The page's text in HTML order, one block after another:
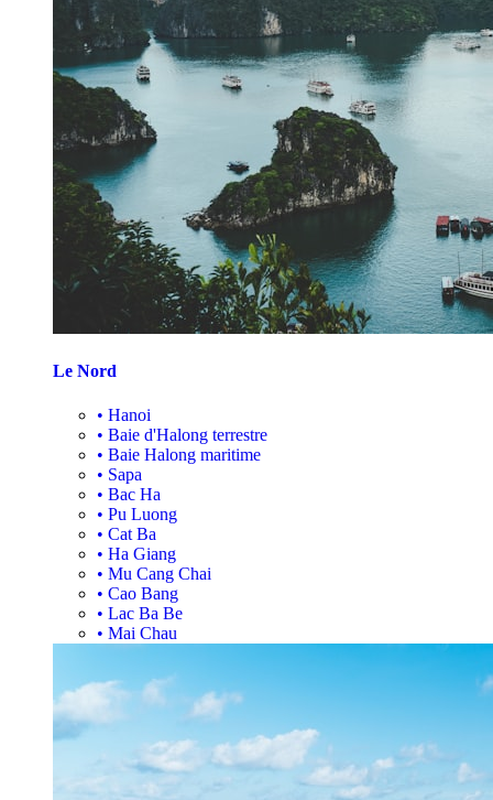
Le Nord
• Hanoi
• Baie d'Halong terrestre
• Baie Halong maritime
• Sapa
• Bac Ha
• Pu Luong
• Cat Ba
• Ha Giang
• Mu Cang Chai
• Cao Bang
• Lac Ba Be
• Mai Chau